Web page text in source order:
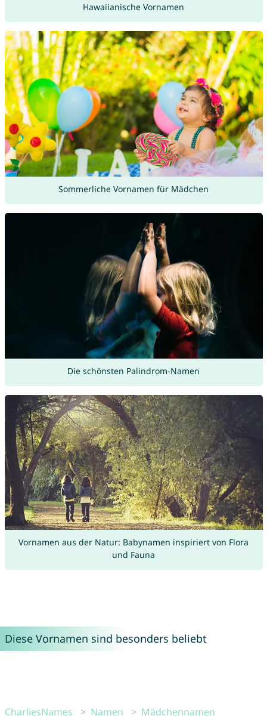
Hawaiianische Vornamen
Sommerliche Vornamen für Mädchen
Die schönsten Palindrom-Namen
Vornamen aus der Natur: Babynamen inspiriert von Flora
und Fauna
Diese Vornamen sind besonders beliebt
CharliesNames Namen
Mädchennamen